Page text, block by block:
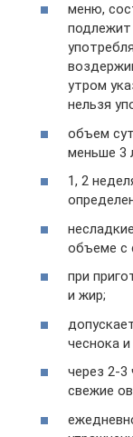
меню,
утром
нельзя
объем
меньше 3
1, 2
объеме с
при
и жир;
чеснока и
через 2-3
свежие